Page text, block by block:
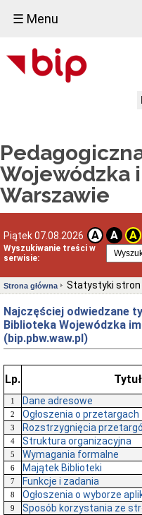
☰ Menu
Wojewódzka
Warszawie
Piątek 07.08.2026 A A A
Wyszukiwanie treści w
serwisie:
Strona główna Statystyki stron
Najczęściej odwiedzane
Biblioteka Wojewódzka
(bip.pbw.waw.pl)
Lp.
1 Dane adresowe
2
Ogłoszenia o przetargach
3
Rozstrzygnięcia
4
Struktura organizacyjna
5
Wymagania formalne
6
Majątek Biblioteki
7
Funkcje i zadania
8
Ogłoszenia o wyborze
9
Sposób korzystania ze